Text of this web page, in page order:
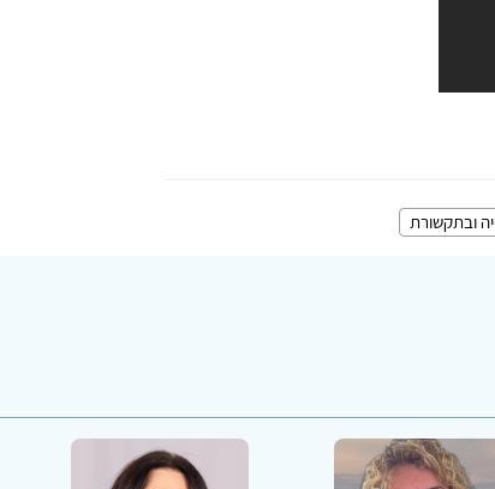
ובתקשורת